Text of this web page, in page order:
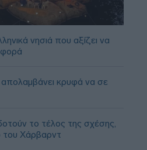
νησιά που αξίζει να
φορά
απολαμβάνει κρυφά να σε
το τέλος της σχέσης,
Χάρβαρντ